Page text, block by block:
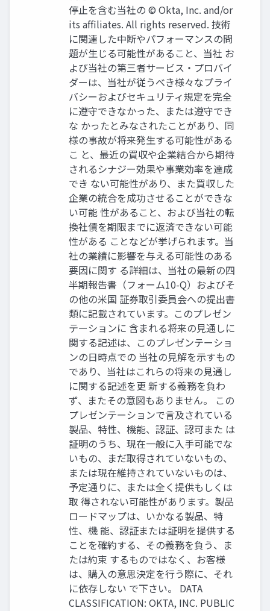
停⽌を含む当社の © Okta, Inc. and/or
its afﬁliates. All rights reserved. 技術
に関連した中断やパフォーマンスの問
題が⽣じる可能性があること、当社 お
よび当社の第三者サービス‧プロバイ
ダーは、当社が従うべき様々なプライ
バシーおよびセキュリティ規定を完全
に遵守できなかった、または遵守でき
な かったとみなされたことがあり、同
様の事故が将来発⽣する可能性がある
こ と、最近の買収や企業結合から期待
されるシナジー効果や事業効率を達成
でき ない可能性があり、また買収した
企業の統合を成功させることができな
い可能 性があること、および当社の転
換社債を期限までに返済できない可能
性がある ことなどが挙げられます。当
社の業績に影響を与える可能性のある
要因に関す る詳細は、当社の最新の四
半期報告書（フォーム10-Q）およびそ
の他の⽶国 証券取引委員会への提出書
類に記載されています。このプレゼン
テーションに 含まれる将来の⾒通しに
関する記述は、このプレゼンテーショ
ンの⽇時点での 当社の⾒解を⽰すもの
であり、当社はこれらの将来の⾒通し
に関する記述を更 新する義務を負わ
ず、またその意図もありません。 この
プレゼンテーションで⾔及されている
製品、特性、機能、認証、認可また は
証明のうち、現在⼀般に⼊⼿可能でな
いもの、まだ取得されていないもの、
または現在維持されていないものは、
予定通りに、または全く提供もしくは
取 得されない可能性があります。製品
ロードマップは、いかなる製品、特
性、機 能、認証または証明を提供する
ことを確約する、その義務を負う、ま
たは約束 するものではなく、お客様
は、購⼊の意思決定を⾏う際に、それ
に依存しない で下さい。 DATA
CLASSIFICATION: OKTA, INC. PUBLIC